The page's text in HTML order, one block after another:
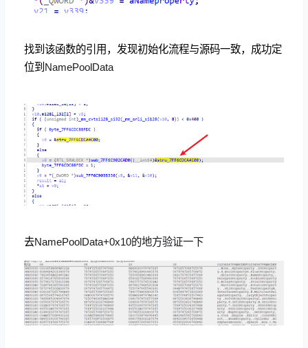
找到该函数的引用，发现初始化流程与源码一致，成功定
位到 NamePoolData
去NamePoolData+0x10的地方验证一下